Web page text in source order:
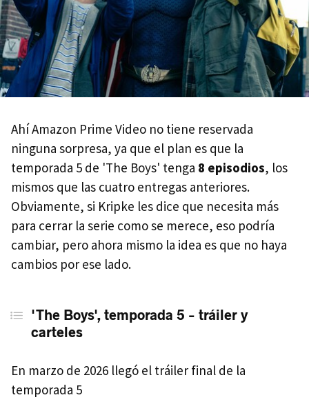
Ahí Amazon Prime Video no tiene reservada
ninguna sorpresa, ya que el plan es que la
temporada 5 de 'The Boys' tenga 8 episodios, los
mismos que las cuatro entregas anteriores.
Obviamente, si Kripke les dice que necesita más
para cerrar la serie como se merece, eso podría
cambiar, pero ahora mismo la idea es que no haya
cambios por ese lado.
'The Boys', temporada 5 - tráiler y
carteles
En marzo de 2026 llegó el tráiler final de la
temporada 5